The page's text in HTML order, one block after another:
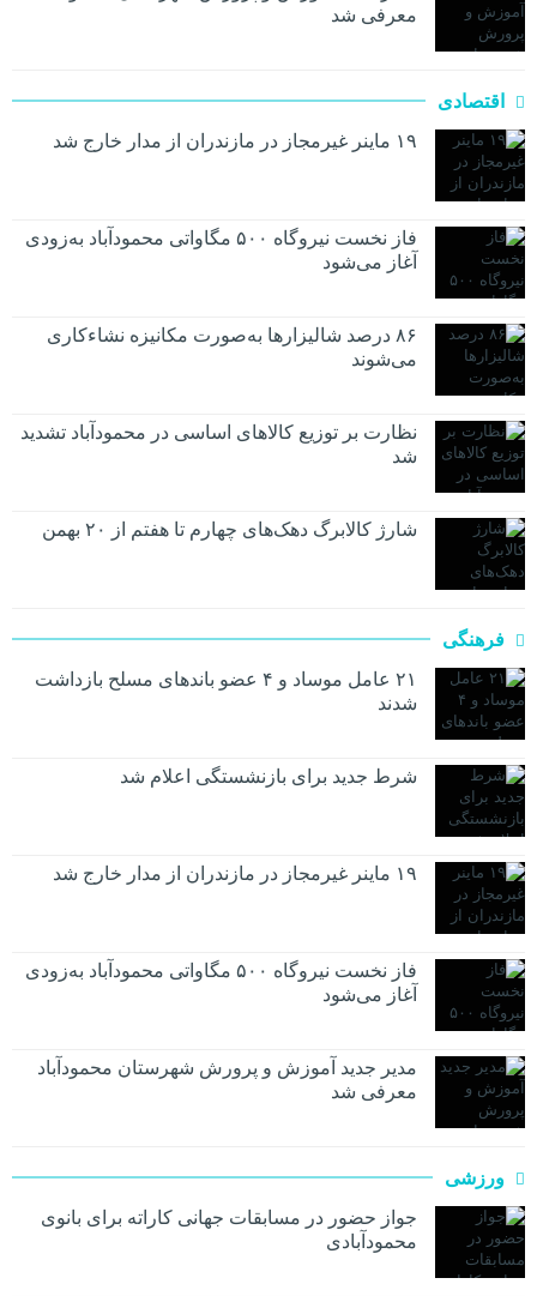
معرفی شد
اقتصادی
۱۹ ماینر غیرمجاز در مازندران از مدار خارج شد
فاز نخست نیروگاه ۵۰۰ مگاواتی محمودآباد به‌زودی
آغاز می‌شود
۸۶ درصد شالیزارها به‌صورت مکانیزه نشاءکاری
می‌شوند
نظارت بر توزیع کالا‌های اساسی در محمودآباد تشدید
شد
شارژ کالابرگ دهک‌های چهارم تا هفتم از ۲۰ بهمن
فرهنگی
۲۱ عامل موساد و ۴ عضو باند‌های مسلح بازداشت
شدند
شرط جدید برای بازنشستگی اعلام شد
۱۹ ماینر غیرمجاز در مازندران از مدار خارج شد
فاز نخست نیروگاه ۵۰۰ مگاواتی محمودآباد به‌زودی
آغاز می‌شود
مدیر جدید آموزش و پرورش شهرستان محمودآباد
معرفی شد
ورزشی
جواز حضور در مسابقات جهانی کاراته برای بانوی
محمودآبادی